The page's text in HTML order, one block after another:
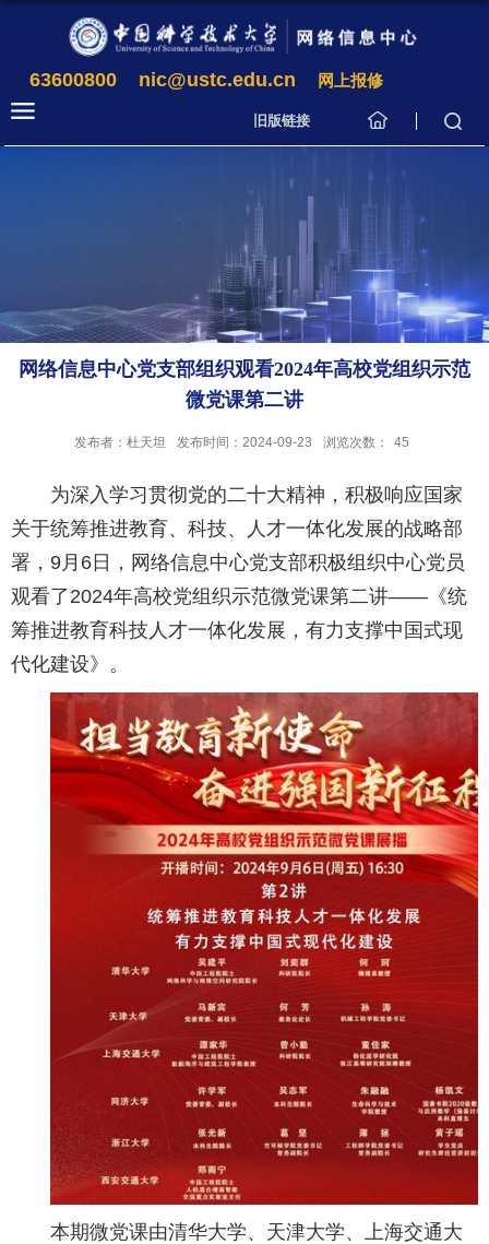
63600800 nic@ustc.edu.cn 网上报修
旧版链接
网络信息中心党支部组织观看2024年高校党组织示范
微党课第二讲
发布者：杜天坦 发布时间：2024-09-23 浏览次数： 45
为深入学习贯彻党的二十大精神，积极响应国家
关于统筹推进教育、科技、人才一体化发展的战略部
署，9月6日，网络信息中心党支部积极组织中心党员
观看了2024年高校党组织示范微党课第二讲——《统
筹推进教育科技人才一体化发展，有力支撑中国式现
代化建设》。
本期微党课由清华大学、天津大学、上海交通大